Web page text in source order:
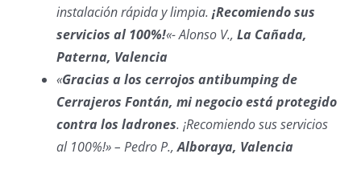
instalación rápida y limpia. ¡Recomiendo sus
servicios al 100%!«- Alonso V., La Cañada,
Paterna, Valencia
«Gracias a los cerrojos antibumping de
Cerrajeros Fontán, mi negocio está protegido
contra los ladrones. ¡Recomiendo sus servicios
al 100%!» – Pedro P.,Alboraya, Valencia